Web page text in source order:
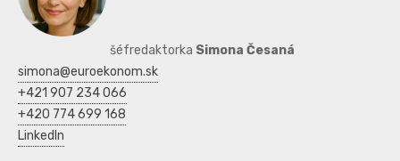
šéfredaktorka Simona Česaná
simona@euroekonom.sk
+421 907 234 066
+420 774 699 168
LinkedIn